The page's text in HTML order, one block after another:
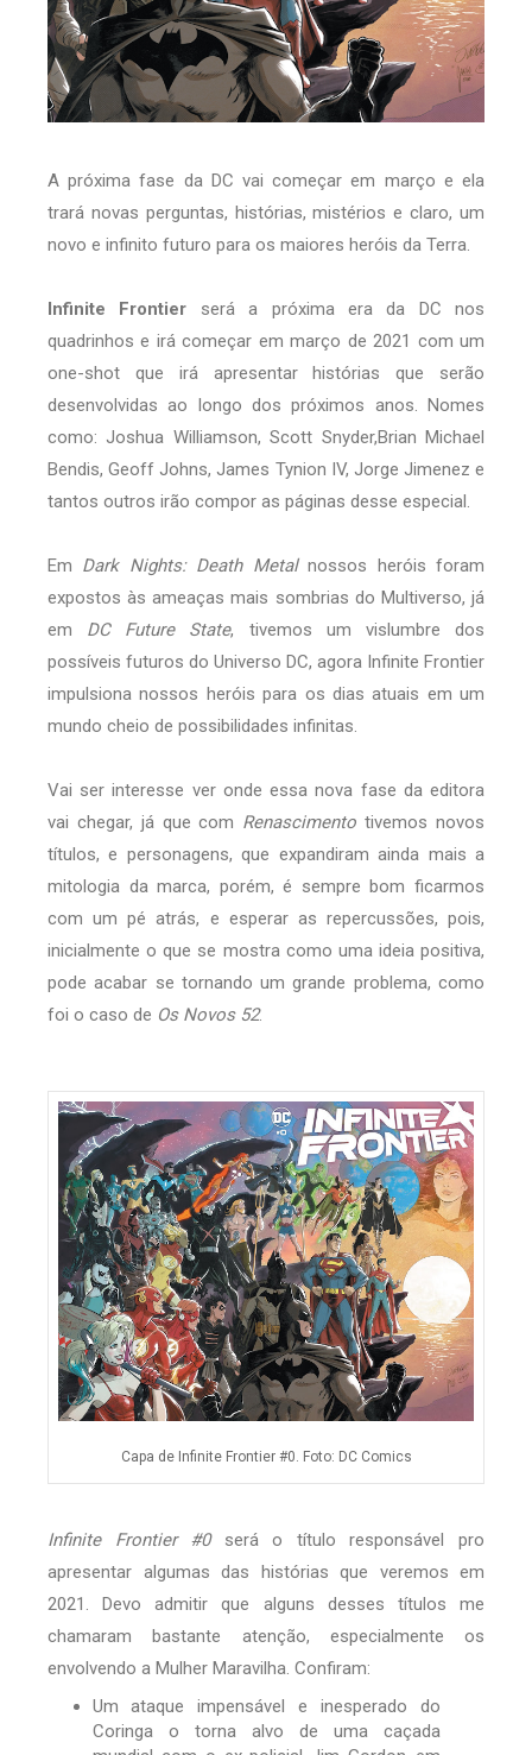
A próxima fase da DC vai começar em março e ela
trará novas perguntas, histórias, mistérios e claro, um
novo e infinito futuro para os maiores heróis da Terra.
Infinite Frontier será a próxima era da DC nos
quadrinhos e irá começar em março de 2021 com um
one-shot que irá apresentar histórias que serão
desenvolvidas ao longo dos próximos anos. Nomes
como: Joshua Williamson, Scott Snyder,Brian Michael
Bendis, Geoff Johns, James Tynion IV, Jorge Jimenez e
tantos outros irão compor as páginas desse especial.
Em Dark Nights: Death Metalnossos heróis foram
expostos às ameaças mais sombrias do Multiverso, já
em DC Future State, tivemos um vislumbre dos
possíveis futuros do Universo DC, agora Infinite Frontier
impulsiona nossos heróis para os dias atuais em um
mundo cheio de possibilidades infinitas.
Vai ser interesse ver onde essa nova fase da editora
vai chegar, já que com Renascimento tivemos novos
títulos, e personagens, que expandiram ainda mais a
mitologia da marca, porém, é sempre bom ficarmos
com um pé atrás, e esperar as repercussões, pois,
inicialmente o que se mostra como uma ideia positiva,
pode acabar se tornando um grande problema, como
foi o caso de Os Novos 52.
Capa de Infinite Frontier #0. Foto: DC Comics
Infinite Frontier #0será o título responsável pro
apresentar algumas das histórias que veremos em
2021. Devo admitir que alguns desses títulos me
chamaram bastante atenção, especialmente os
envolvendo a Mulher Maravilha. Confiram:
Um ataque impensável e inesperado do
Coringa o torna alvo de uma caçada